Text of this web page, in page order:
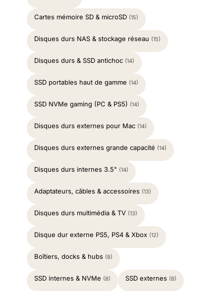
Cartes mémoire SD & microSD (15)
Disques durs NAS & stockage réseau (15)
Disques durs & SSD antichoc (14)
SSD portables haut de gamme (14)
SSD NVMe gaming (PC & PS5) (14)
Disques durs externes pour Mac (14)
Disques durs externes grande capacité (14)
Disques durs internes 3.5" (14)
Adaptateurs, câbles & accessoires (13)
Disques durs multimédia & TV (13)
Disque dur externe PS5, PS4 & Xbox (12)
Boîtiers, docks & hubs (8)
SSD internes & NVMe (8) SSD externes (8)